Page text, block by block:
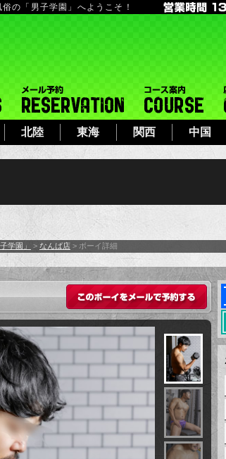
の「男子学園」へようこそ！
北陸 東海 関西 中国
イベント一覧 メール予約 コ
学園」 > なんば店 > ボーイ詳細
この